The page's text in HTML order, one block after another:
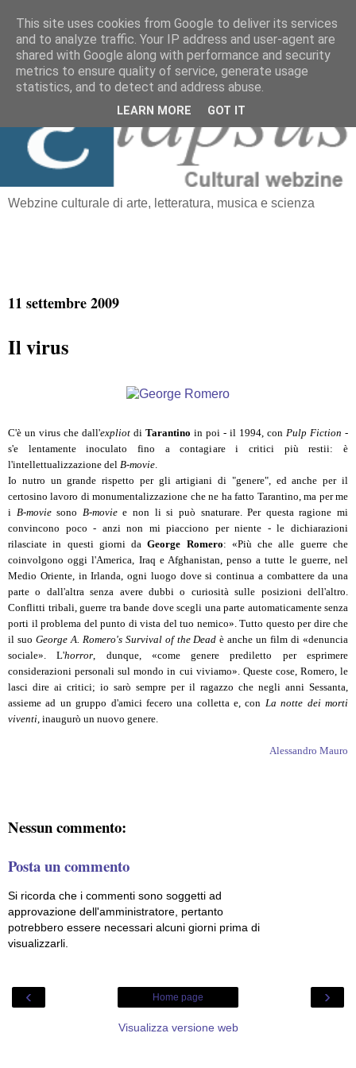
≡ Elapsus
Webzine culturale di arte, letteratura, musica e scienza
11 settembre 2009
Il virus
C'è un virus che dall'expliot di Tarantino in poi - il 1994, con Pulp Fiction -
s'e lentamente inoculato fino a contagiare i critici più restii: è
l'intellettualizzazione del B-movie
Io nutro un grande rispetto per gli artigiani di "genere", ed anche per il
certosino lavoro di monumentalizzazione che ne ha fatto Tarantino, ma per me
i B-moviesono B-moviee non li si può snaturare. Per questa ragione mi
convincono poco - anzi non mi piacciono per niente - le dichiarazioni
rilasciate in questi giorni daGeorge Romero: «Più che alle guerre che
coinvolgono oggi l'America, Iraq e Afghanistan, penso a tutte le guerre, nel
Medio Oriente, in Irlanda, ogni luogo dove si continua a combattere da una
parte o dall'altra senza avere dubbi o curiosità sulle posizioni dell'altro.
Conflitti tribali, guerre tra bande dove scegli una parte automaticamente senza
porti il problema del punto di vista del tuo nemico». Tutto questo per dire che
il suo George A. Romero's Survival of the Dead è anche un film di «denuncia
sociale». L'horror , dunque, «come genere prediletto per esprimere
considerazioni personali sul mondo in cui viviamo». Queste cose, Romero, le
lasci dire ai critici; io sarò sempre per il ragazzo che negli anni Sessanta,
assieme ad un gruppo d'amici fecero una colletta e, con La notte dei morti
viventi , inaugurò un nuovo genere.
Alessandro Mauro
Nessun commento:
Posta un commento
Si ricorda che i commenti sono soggetti ad
approvazione dell'amministratore, pertanto
potrebbero essere necessari alcuni giorni prima di
visualizzarli.
‹ ›
Home page
Visualizza versione web
This site uses cookies from Google to deliver its services
and to analyze traffic. Your IP address and user-agent are
shared with Google along with performance and security
metrics to ensure quality of service, generate usage
statistics, and to detect and address abuse.
LEARN MORE GOT IT